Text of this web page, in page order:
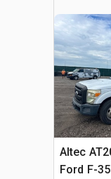
Altec
Ford F-